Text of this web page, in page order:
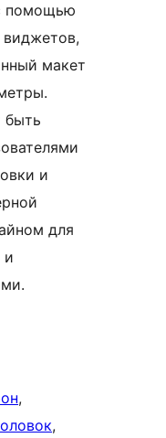
помощью
макет
быть
и
для
и